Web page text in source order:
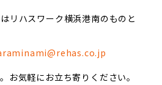
リハスワーク横浜港南のものと
お気軽にお立ち寄りください。